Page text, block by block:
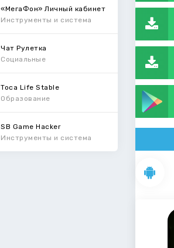
«МегаФон» Личный кабинет
Инструменты и система
Чат Рулетка
Социальные
Toca Life Stable
Образование
SB Game Hacker
Инструменты и система